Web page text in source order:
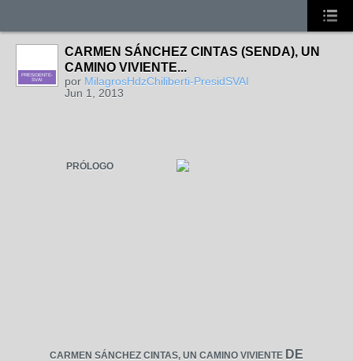
PRESIDENTE-
SVAI
CARMEN SÁNCHEZ CINTAS (SENDA), UN
CAMINO VIVIENTE...
por MilagrosHdzChiliberti-PresidSVAI
Jun 1, 2013
PRÓLOGO
CARMEN SÁNCHEZ CINTAS, UN CAMINO VIVIENTE DE